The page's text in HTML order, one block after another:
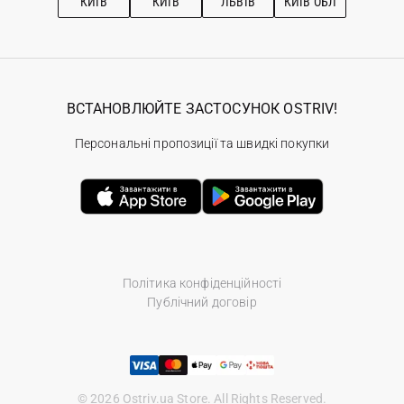
Політика конфіденційності
Публічний договір
© 2026 Ostriv.ua Store. All Rights Reserved.
ВСТАНОВЛЮЙТЕ ЗАСТОСУНОК OSTRIV!
Персональні пропозиції та швидкі покупки